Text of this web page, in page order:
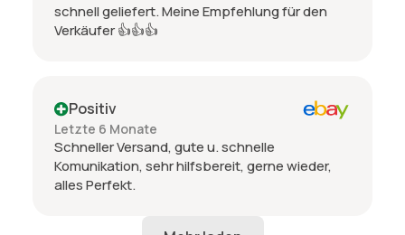
schnell geliefert. Meine Empfehlung für den
Verkäufer 👍👍👍
Positiv
Letzte 6 Monate
Schneller Versand, gute u. schnelle
Komunikation, sehr hilfsbereit, gerne wieder,
alles Perfekt.